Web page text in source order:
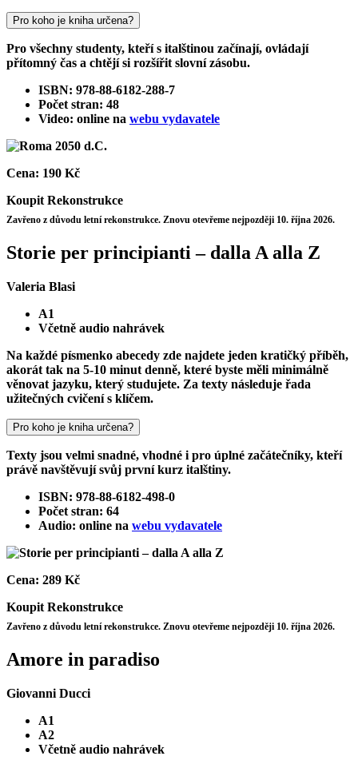
Pro koho je kniha určena?
Pro všechny studenty, kteří s italštinou začínají, ovládají
přítomný čas a chtějí si rozšířit slovní zásobu.
ISBN: 978-88-6182-288-7
Počet stran: 48
Video: online na webu vydavatele
Cena: 190 Kč
Koupit Rekonstrukce
Zavřeno z důvodu letní rekonstrukce. Znovu otevřeme nejpozději 10. října 2026.
Storie per principianti – dalla A alla Z
Valeria Blasi
A1
Včetně audio nahrávek
Na každé písmenko abecedy zde najdete jeden kratičký příběh,
akorát tak na 5-10 minut denně, které byste měli minimálně
věnovat jazyku, který studujete. Za texty následuje řada
užitečných cvičení s klíčem.
Pro koho je kniha určena?
Texty jsou velmi snadné, vhodné i pro úplné začátečníky, kteří
právě navštěvují svůj první kurz italštiny.
ISBN: 978-88-6182-498-0
Počet stran: 64
Audio: online na webu vydavatele
Cena: 289 Kč
Koupit Rekonstrukce
Zavřeno z důvodu letní rekonstrukce. Znovu otevřeme nejpozději 10. října 2026.
Amore in paradiso
Giovanni Ducci
A1
A2
Včetně audio nahrávek